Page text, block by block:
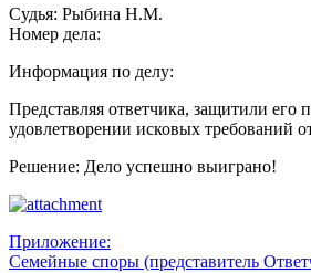
Судья: Рыбина Н.М.
Номер дела:
Информация по делу:
Представляя ответчика, защитили его
удовлетворении исковых требований
Решение: Дело успешно выиграно!
Приложение:
Семейные споры (представитель